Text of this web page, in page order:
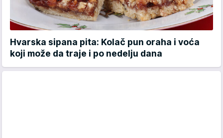
Hvarska sipana pita: Kolač pun oraha i voća
koji može da traje i po nedelju dana